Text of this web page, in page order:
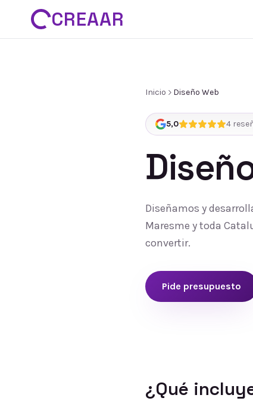
CREAAR
Inicio Diseño Web
5,0 4
Diseñamos y
Maresme y toda
convertir.
Pide presupuesto
¿Qué